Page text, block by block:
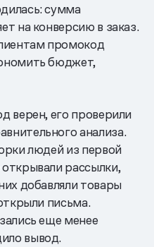
сумма
на конверсию в заказ.
промокод
бюджет,
верен, его проверили
анализа.
людей из первой
рассылки,
добавляли товары
письма.
еще менее
вывод.